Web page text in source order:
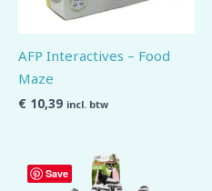
AFP Interactives – Food
Maze
€ 10,39 incl. btw
Save